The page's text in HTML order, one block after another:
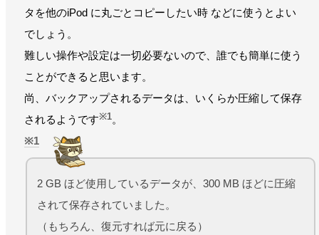
タを他のiPod に丸ごとコピーしたい時 などに使うとよい
でしょう。
難しい操作や設定は一切必要ないので、誰でも簡単に使う
ことができると思います。
尚、バックアップされるデータは、いくらか圧縮して保存
されるようです※1。
1
2 GB ほど使用しているデータが、300 MB ほどに圧縮
されて保存されていました。
（もちろん、復元すれば元に戻る）